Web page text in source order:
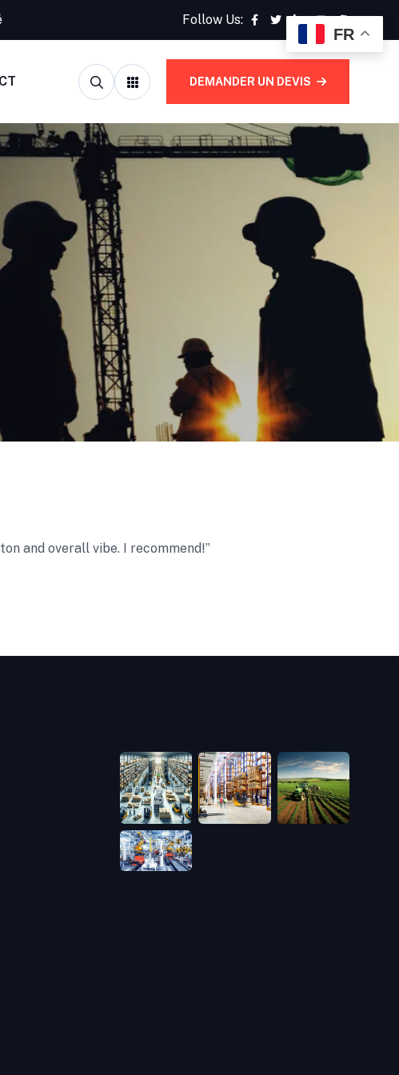
Follow Us:
DEMANDER UN DEVIS
and overall vibe. I recommend!’’
FR